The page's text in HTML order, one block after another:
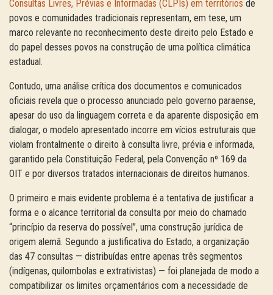
Consultas Livres, Prévias e Informadas (CLPIs) em territórios de
povos e comunidades tradicionais representam, em tese, um
marco relevante no reconhecimento deste direito pelo Estado e
do papel desses povos na construção de uma política climática
estadual.
Contudo, uma análise crítica dos documentos e comunicados
oficiais revela que o processo anunciado pelo governo paraense,
apesar do uso da linguagem correta e da aparente disposição em
dialogar, o modelo apresentado incorre em vícios estruturais que
violam frontalmente o direito à consulta livre, prévia e informada,
garantido pela Constituição Federal, pela Convenção nº 169 da
OIT e por diversos tratados internacionais de direitos humanos.
O primeiro e mais evidente problema é a tentativa de justificar a
forma e o alcance territorial da consulta por meio do chamado
“princípio da reserva do possível”, uma construção jurídica de
origem alemã. Segundo a justificativa do Estado, a organização
das 47 consultas — distribuídas entre apenas três segmentos
(indígenas, quilombolas e extrativistas) — foi planejada de modo a
compatibilizar os limites orçamentários com a necessidade de